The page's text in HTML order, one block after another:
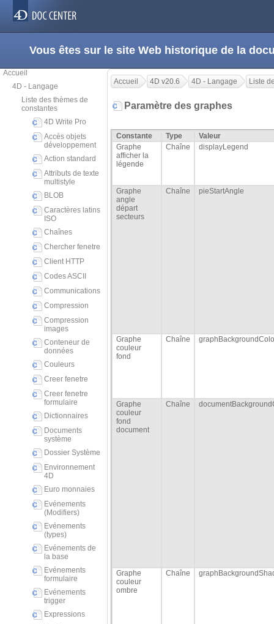
Vous êtes sur le site Web historique de la
Accueil
4D - Langage
Liste des thèmes de
constantes
4D Write Pro
Accès objets
développement
Action standard
Attributs de texte
multistyle
BLOB
Caractères latins
ISO
Chaînes
Chercher fenetre
Client HTTP
Codes ASCII
Communications
Compression
Compression
images
Conteneur de
données
Couleurs
Creer fenetre
Creer fenetre
formulaire
Dictionnaires
Documents
système
Dossier Système
Environnement
4D
Euro monnaies
Evénements
(Modifiers)
Evénements
(types)
Evénements de
la base
Evénements
formulaire
Evénements
trigger
Expressions
Accueil 4D v20.6 4D - Langage Liste
Paramètre des graphes
Constante Type
Valeur
Graphe
afficher la
légende
Chaîne displayLegend
Graphe
angle
départ
secteurs
Chaîne pieStartAngle
Graphe
couleur
fond
Chaîne
Graphe
couleur
fond
document
Chaîne
Graphe
couleur
ombre
Chaîne